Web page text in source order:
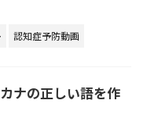
認知症予防動画
ナの正しい語を作